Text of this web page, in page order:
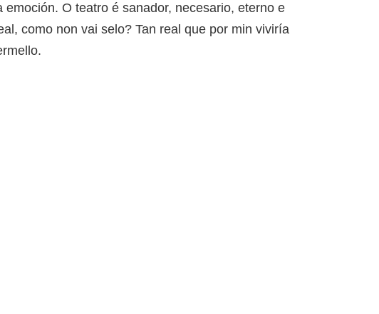
O teatro é sanador, necesario, eterno e
como non vai selo? Tan real que por min viviría